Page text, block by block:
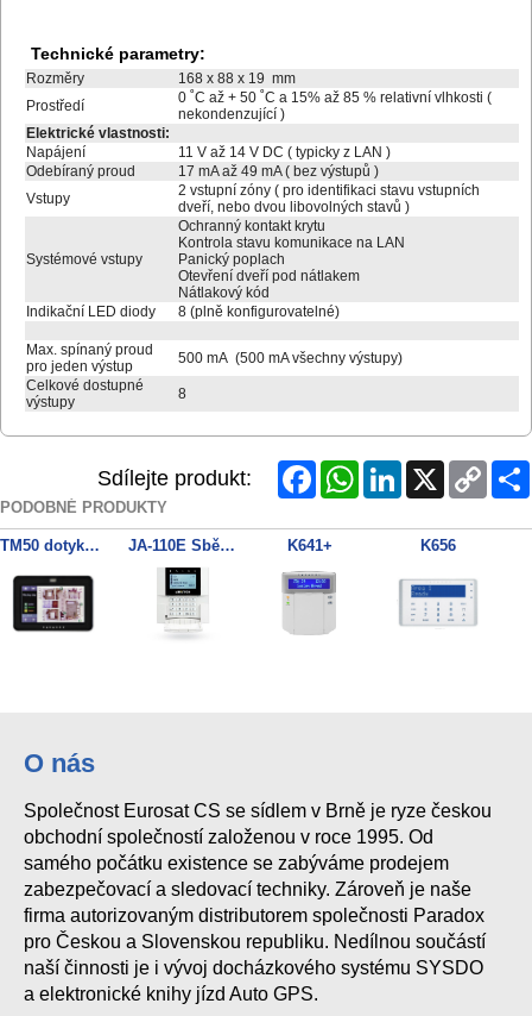
Technické parametry:
Rozměry
168 x 88 x 19 mm
Prostředí
0 ˚C až + 50 ˚C a 15% až 85 % relativní vlhkosti (
nekondenzující )
Elektrické vlastnosti:
Napájení
11 V až 14 V DC ( typicky z LAN )
Odebíraný proud
17 mA až 49 mA ( bez výstupů )
Vstupy
2 vstupní zóny ( pro identifikaci stavu vstupních
dveří, nebo dvou libovolných stavů )
Systémové vstupy
Ochranný kontakt krytu
Kontrola stavu komunikace na LAN
Panický poplach
Otevření dveří pod nátlakem
Nátlakový kód
Indikační LED diody
8 (plně konfigurovatelné)
Max. spínaný proud
pro jeden výstup
500 mA (500 mA všechny výstupy)
Celkové dostupné
výstupy
8
Sdílejte produkt: FacebookWhatsAppLinkedInX
Copy
Link
PODOBNÉ PRODUKTY
TM50 dotyková klávesnice - černá JA-110E Sběrnicová klávesnice K641+ K656
O nás
Společnost Eurosat CS se sídlem v Brně je ryze českou
obchodní společností založenou v roce 1995. Od
samého počátku existence se zabýváme prodejem
zabezpečovací a sledovací techniky. Zároveň je naše
firma autorizovaným distributorem společnosti Paradox
pro Českou a Slovenskou republiku. Nedílnou součástí
naší činnosti je i vývoj docházkového systému SYSDO
a elektronické knihy jízd Auto GPS.